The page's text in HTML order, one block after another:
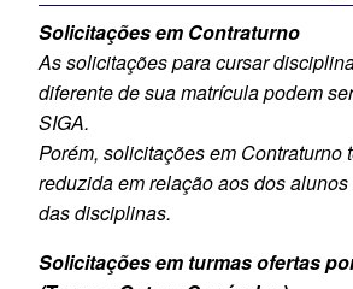
Solicitações em Contraturno
As solicitações para cursar
diferente de sua matrícula podem
SIGA.
Porém, solicitações em Contraturno
reduzida em relação aos dos
das disciplinas.
Solicitações em turmas ofertas